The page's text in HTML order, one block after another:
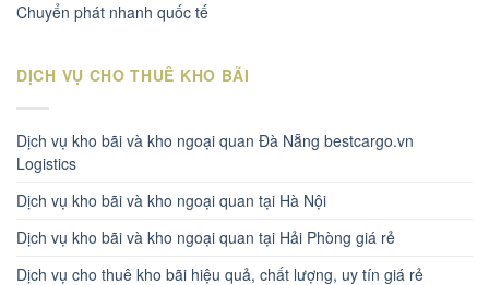
Chuyển phát nhanh quốc tế
DỊCH VỤ CHO THUÊ KHO BÃI
Dịch vụ kho bãi và kho ngoại quan Đà Nẵng bestcargo.vn
Logistics
Dịch vụ kho bãi và kho ngoại quan tại Hà Nội
Dịch vụ kho bãi và kho ngoại quan tại Hải Phòng giá rẻ
Dịch vụ cho thuê kho bãi hiệu quả, chất lượng, uy tín giá rẻ